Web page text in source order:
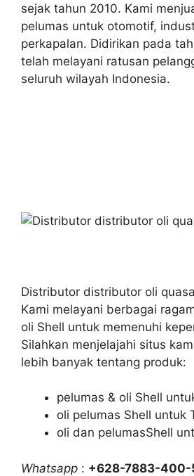
sejak tahun 2010. Kami
pelumas untuk otomotif,
perkapalan. Didirikan pada
telah melayani ratusan
seluruh wilayah Indonesia.
Distributor distributor oli
Kami melayani berbagai
oli Shell untuk memenuhi
Silahkan menjelajahi situs
lebih banyak tentang produk:
pelumas & oli Shell
oli pelumas Shell untuk
oli dan pelumasShell
Whatsapp : +628-7883-400-